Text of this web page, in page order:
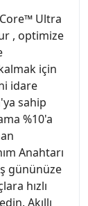
Ultra
, optimize
için
idare
sahip
%10'a
Anahtarı
gününüze
hızlı
Akıllı